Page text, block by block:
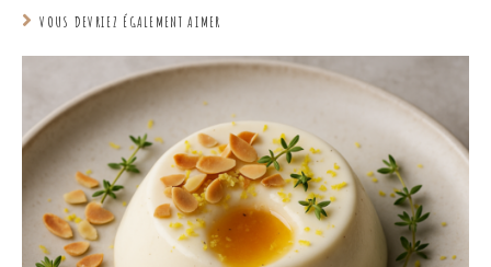
VOUS DEVRIEZ ÉGALEMENT AIMER